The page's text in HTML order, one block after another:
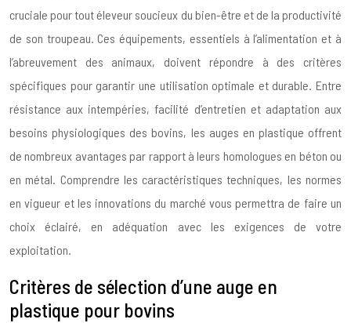
cruciale pour tout éleveur soucieux du bien-être et de la productivité
de son troupeau. Ces équipements, essentiels à l’alimentation et à
l’abreuvement des animaux, doivent répondre à des critères
spécifiques pour garantir une utilisation optimale et durable. Entre
résistance aux intempéries, facilité d’entretien et adaptation aux
besoins physiologiques des bovins, les auges en plastique offrent
de nombreux avantages par rapport à leurs homologues en béton ou
en métal. Comprendre les caractéristiques techniques, les normes
en vigueur et les innovations du marché vous permettra de faire un
choix éclairé, en adéquation avec les exigences de votre
exploitation.
Critères de sélection d’une auge en
plastique pour bovins